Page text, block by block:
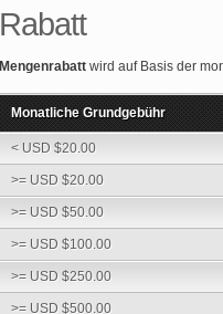
Rabatt
Mengenrabatt wird auf Basis der
Monatliche Grundgebühr
< USD $20.00
>= USD $20.00
>= USD $50.00
>= USD $100.00
>= USD $250.00
>= USD $500.00